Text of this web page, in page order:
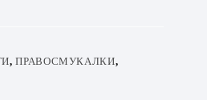
,ПРАВОСМУКАЛКИ,